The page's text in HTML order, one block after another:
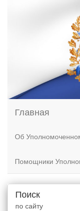
Главная
Об
Помощники
Поиск
по сайту